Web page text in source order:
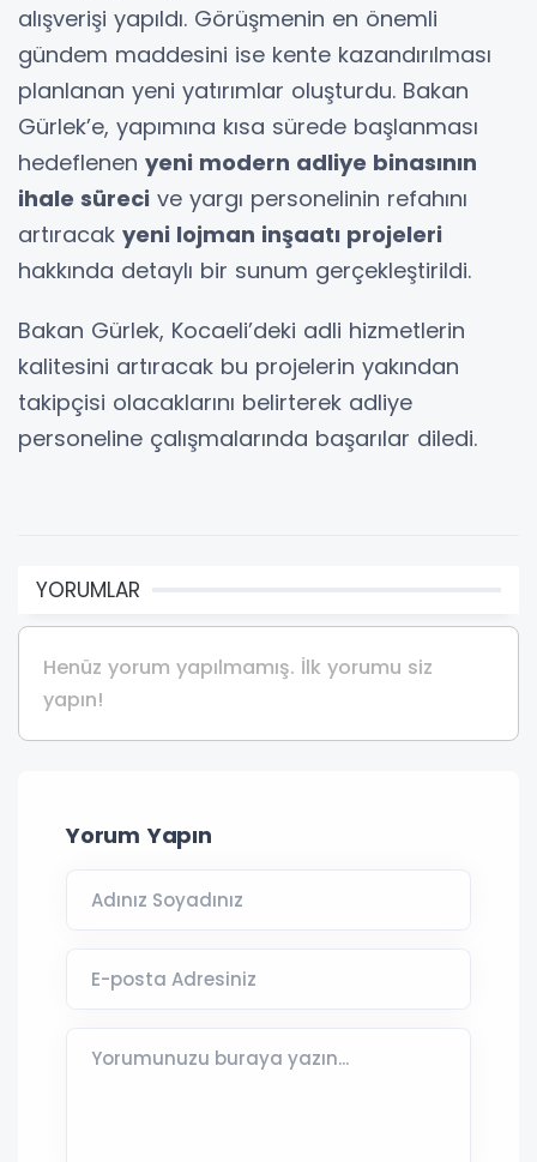
alışverişi yapıldı. Görüşmenin en önemli
gündem maddesini ise kente kazandırılması
planlanan yeni yatırımlar oluşturdu. Bakan
Gürlek’e, yapımına kısa sürede başlanması
hedeflenen yeni modern adliye binasının
ihale süreci ve yargı personelinin refahını
artıracak yeni lojman inşaatı projeleri
hakkında detaylı bir sunum gerçekleştirildi.
Bakan Gürlek, Kocaeli’deki adli hizmetlerin
kalitesini artıracak bu projelerin yakından
takipçisi olacaklarını belirterek adliye
personeline çalışmalarında başarılar diledi.
YORUMLAR
Henüz yorum yapılmamış. İlk yorumu siz
yapın!
Yorum Yapın